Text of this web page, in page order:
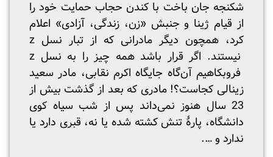
شکنجه جان باخت با کندن حجاب حمایت خود را
از قیام ژینا و جنبش «زن، زندگی، آزادی» اعلام
کرد، همچون دیگر مادرانی که از تبار نسل z
نیستند. اگر قرار باشد همه چیز را به نسل z
فروبکاهیم آن‌گاه جایگاه اکرم نقابی، مادر سعید
زینالی کجاست؟! مادری که بعد از گذشت بیش از
23 سال هنوز نمی‌داند پس از شب سیاه کوی
دانشگاه، پارۀ تنش کشته شده یا نه، قبری دارد یا
ندارد و ….